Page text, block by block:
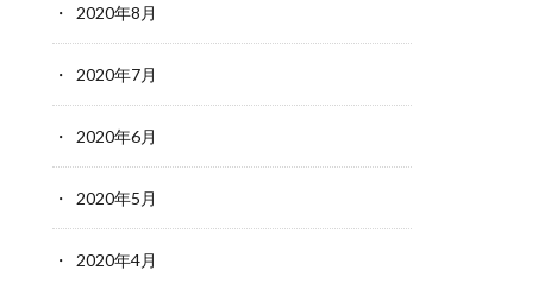
2020年8月
2020年7月
2020年6月
2020年5月
2020年4月